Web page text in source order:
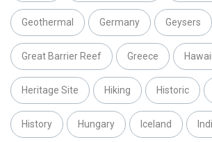
Geothermal Germany Geysers
Great Barrier Reef Greece Hawaii
Heritage Site Hiking Historic
History Hungary Iceland